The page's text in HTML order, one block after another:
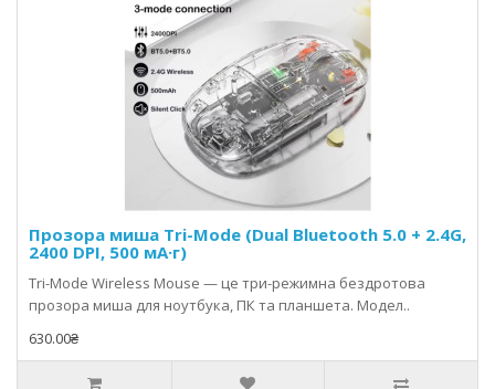
Прозора миша Tri-Mode (Dual Bluetooth 5.0 + 2.4G,
2400 DPI, 500 мА·г)
Tri-Mode Wireless Mouse — це три-режимна бездротова
прозора миша для ноутбука, ПК та планшета. Модел..
630.00₴